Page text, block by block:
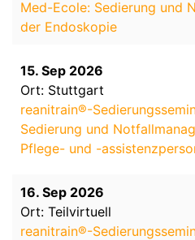
Med-Ecole: Sedierung und
der Endoskopie
15. Sep 2026
Ort: Stuttgart
reanitrain®-
Sedierung und
Pflege- und -
16. Sep 2026
Ort: Teilvirtuell
reanitrain®-